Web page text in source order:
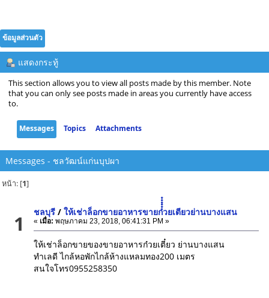
ข้อมูลส่วนตัว
แสดงกระทู้
This section allows you to view all posts made by this member. Note
that you can only see posts made in areas you currently have access
to.
Messages Topics Attachments
Messages - ชลวัฒน์แก่นบุปผา
หน้า: [1]
1 ชลบุรี /ให้เช่าล็อกขายอาหารขายก๋๋๋๋๋๋วยเตียวย่านบางแสน
« เมื่อ: พฤษภาคม 23, 2018, 06:41:31 PM »
ให้เช่าล็อกขายของขายอาหารก๋วยเตี๋ยว ย่านบางแสน
ทำเลดี ไกล้หอพักไกล้ห้างแหลมทอง200 เมตร
สนใจโทร0955258350